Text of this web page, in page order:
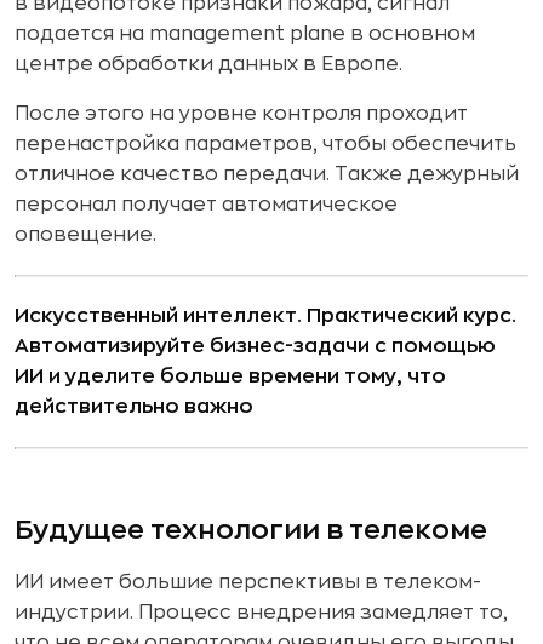
подается на management plane в основном
центре обработки данных в Европе.
После этого на уровне контроля проходит
перенастройка параметров, чтобы обеспечить
отличное качество передачи. Также дежурный
персонал получает автоматическое
оповещение.
Искусственный интеллект. Практический курс.
Автоматизируйте бизнес-задачи с помощью
ИИ и уделите больше времени тому, что
действительно важно
Будущее технологии в телекоме
ИИ имеет большие перспективы в телеком-
индустрии. Процесс внедрения замедляет то,